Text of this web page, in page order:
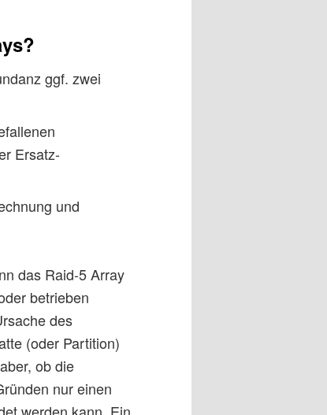
ggf. zwei
Ersatz-
und
das Raid-5 Array
betrieben
des
(oder Partition)
ob die
nur einen